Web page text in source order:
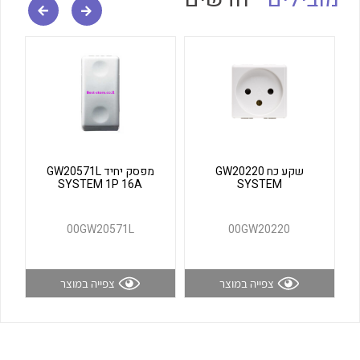
לכל מוצרי היצרן
שקע כח GW20220
SYSTEM
00GW20220
צפייה במוצר
מפסק יחיד GW20571L
SYSTEM 1P 16A
00GW20571L
צפייה במוצר